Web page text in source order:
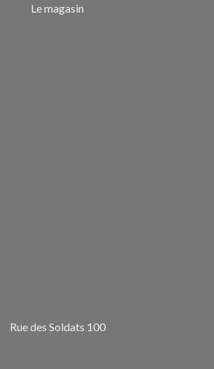
Le magasin
Rue des Soldats 100